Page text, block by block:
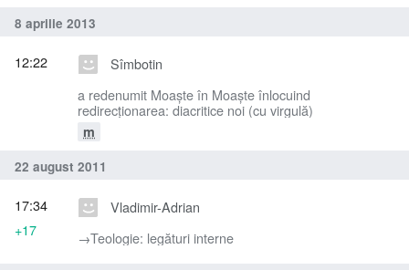
8 aprilie 2013
Sîmbotin
a redenumit Moaşte în Moaște înlocuind
redirecționarea: diacritice noi (cu virgulă)
m
12:22
22 august 2011
Vladimir-Adrian
→‎Teologie: legături interne
17:34
+17